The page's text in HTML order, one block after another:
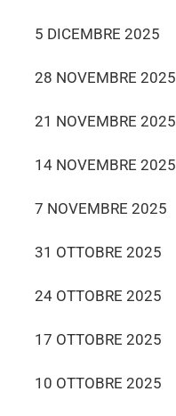
5 DICEMBRE 2025
28 NOVEMBRE 2025
21 NOVEMBRE 2025
14 NOVEMBRE 2025
7 NOVEMBRE 2025
31 OTTOBRE 2025
24 OTTOBRE 2025
17 OTTOBRE 2025
10 OTTOBRE 2025